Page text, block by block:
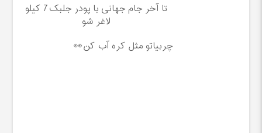
تا آخر جام جهانی با پودر جلبک7 کیلو
لاغر شو
چربیاتو مثل کره آب کن👀